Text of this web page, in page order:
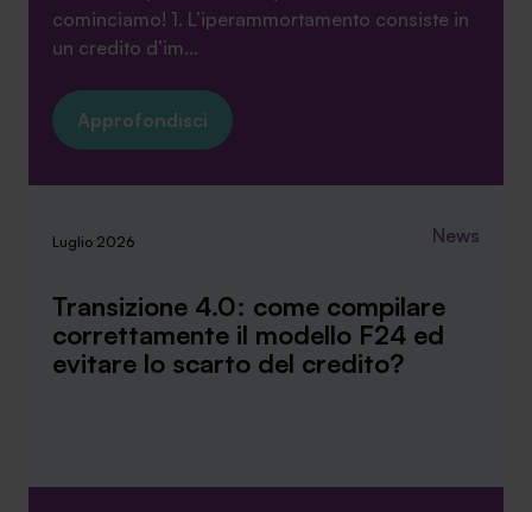
cominciamo! 1. L’iperammortamento consiste in
un credito d’im...
Approfondisci
Luglio 2026 News
Transizione 4.0: come compilare
correttamente il modello F24 ed
evitare lo scarto del credito?